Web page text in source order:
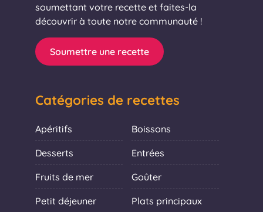
soumettant votre recette et faites-la
découvrir à toute notre communauté !
Soumettre une recette
Catégories de recettes
Apéritifs Boissons
Desserts Entrées
Fruits de mer Goûter
Petit déjeuner Plats principaux